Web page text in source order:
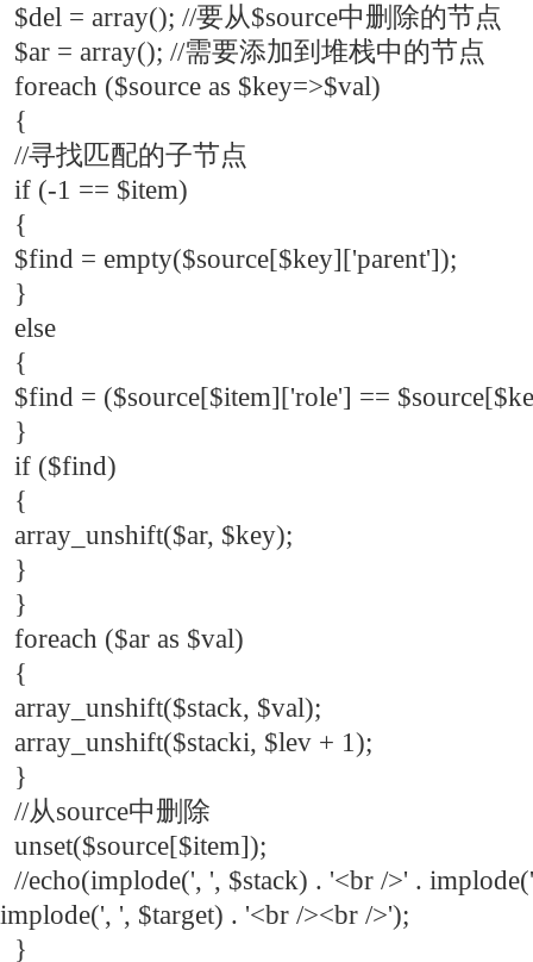
$del = array(); //要从$source中删除的节点
$ar = array(); //需要添加到堆栈中的节点
foreach ($source as $key=>$val)
{
//寻找匹配的子节点
if (-1 == $item)
{
$find = empty($source[$key]['parent']);
}
else
{
$find = ($source[$item]['role'] ==
}
if ($find)
{
array_unshift($ar, $key);
}
}
foreach ($ar as $val)
{
array_unshift($stack, $val);
array_unshift($stacki, $lev + 1);
}
//从source中删除
unset($source[$item]);
//echo(implode(', ', $stack) . '<br />' .
implode(', ', $target) . '<br /><br />');
}